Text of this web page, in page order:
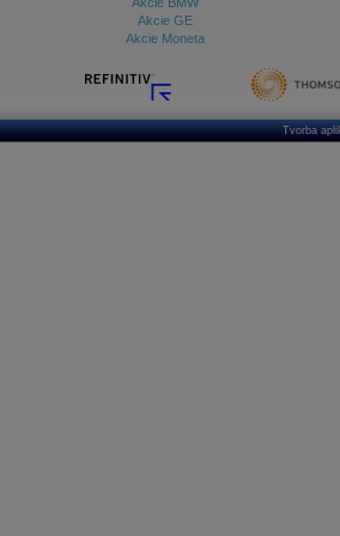
Akcie GE
Akcie Moneta
Tvorba